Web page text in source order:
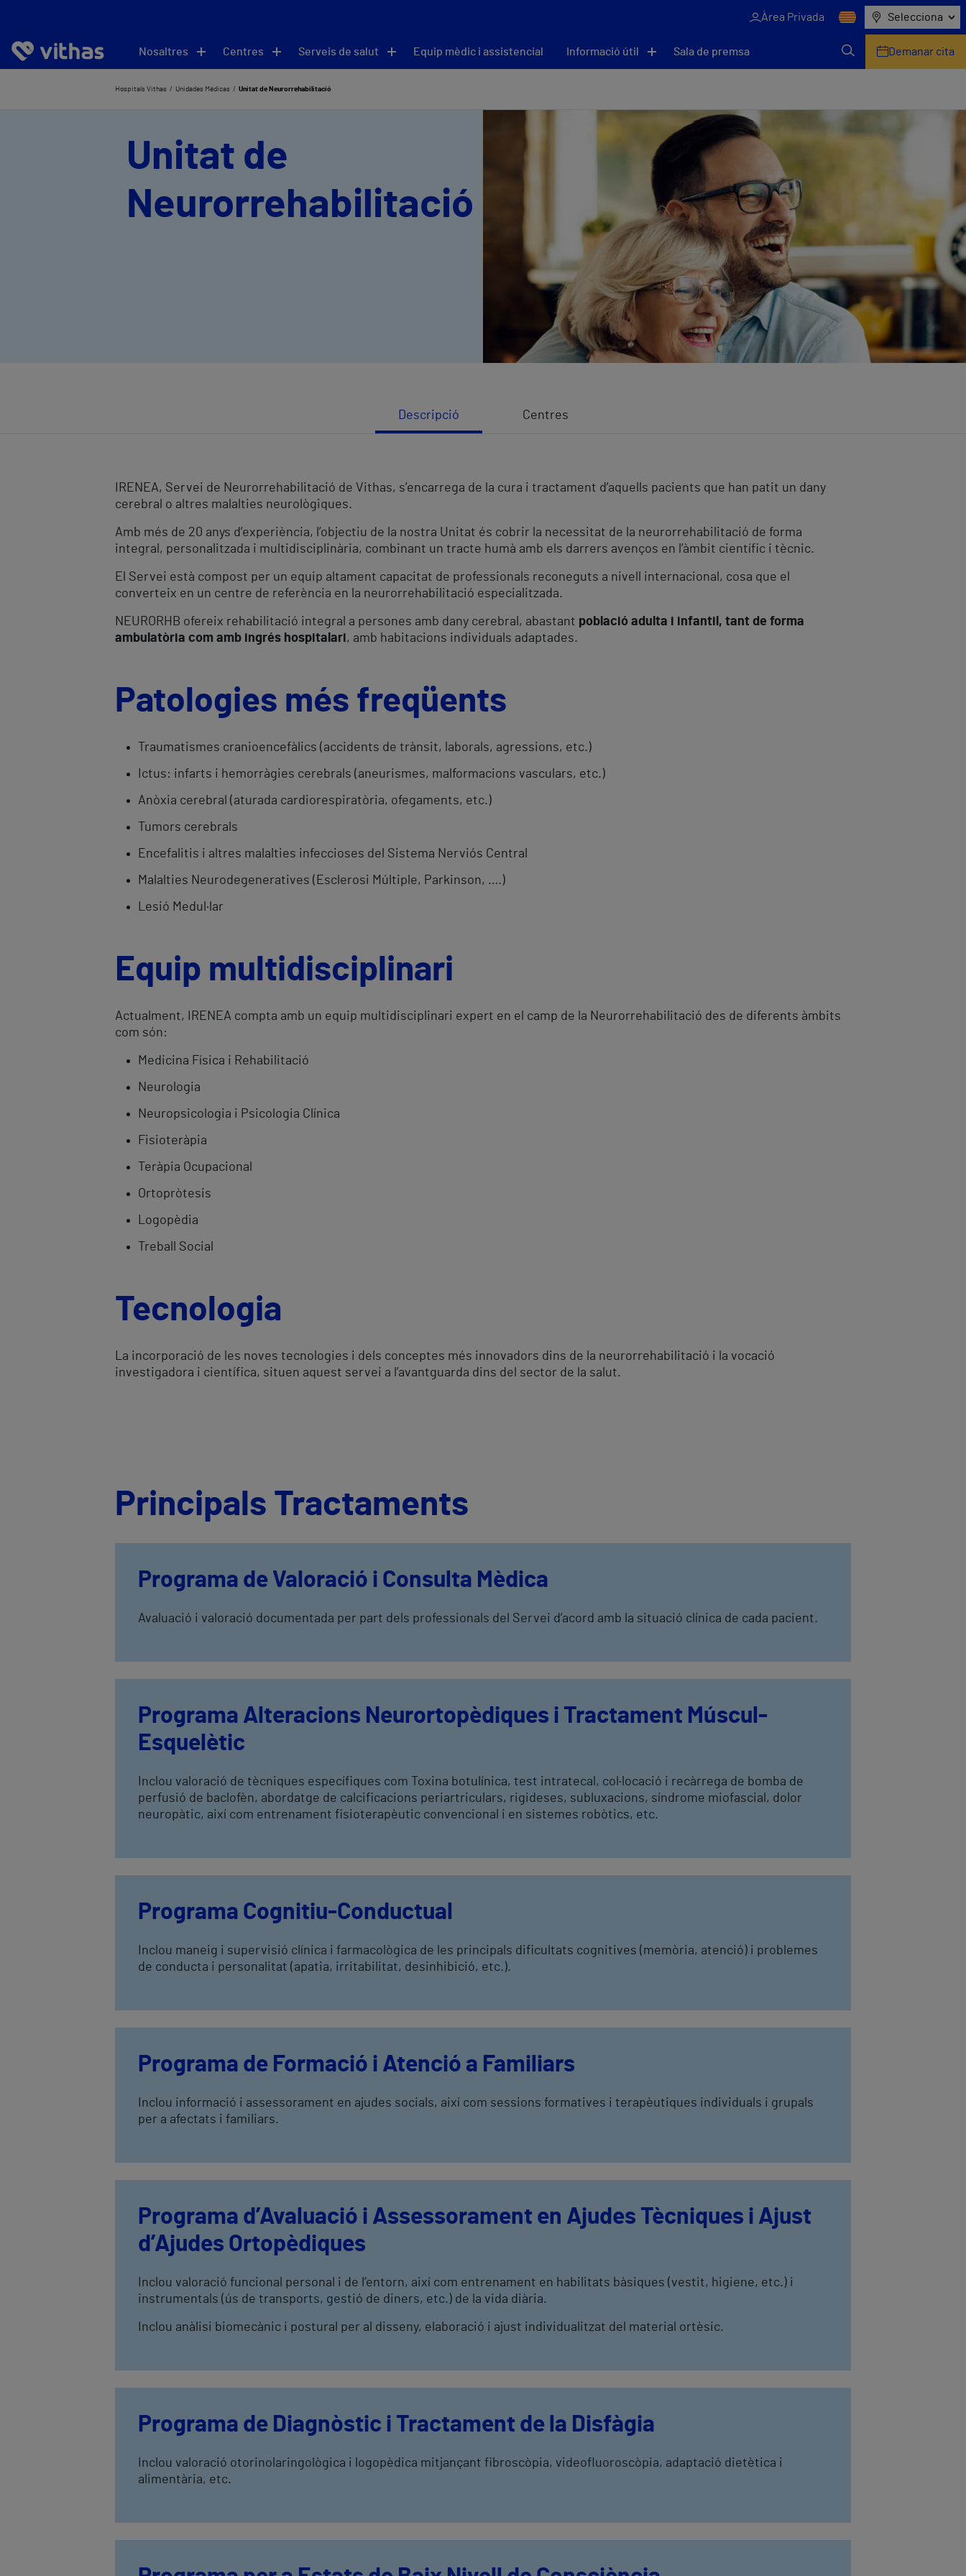
Àrea Privada Selecciona
Nosaltres Centres Serveis de salut Equip mèdic i assistencial Informació útil Sala de premsa Demanar cita
Hospitals Vithas Unidades Médicas Unitat de Neurorrehabilitació
Unitat de
Neurorrehabilitació
Descripció Centres
IRENEA, Servei de Neurorrehabilitació de Vithas, s’encarrega de la cura i tractament d’aquells pacients que han patit un dany
cerebral o altres malalties neurològiques.
Amb més de 20 anys d’experiència, l’objectiu de la nostra Unitat és cobrir la necessitat de la neurorrehabilitació de forma
integral, personalitzada i multidisciplinària, combinant un tracte humà amb els darrers avenços en l’àmbit científic i tècnic.
El Servei està compost per un equip altament capacitat de professionals reconeguts a nivell internacional, cosa que el
converteix en un centre de referència en la neurorrehabilitació especialitzada.
NEURORHB ofereix rehabilitació integral a persones amb dany cerebral, abastant població adulta i infantil, tant de forma
ambulatòria com amb ingrés hospitalari , amb habitacions individuals adaptades.
Patologies més freqüents
Traumatismes cranioencefàlics (accidents de trànsit, laborals, agressions, etc.)
Ictus: infarts i hemorràgies cerebrals (aneurismes, malformacions vasculars, etc.)
Anòxia cerebral (aturada cardiorespiratòria, ofegaments, etc.)
Tumors cerebrals
Encefalitis i altres malalties infeccioses del Sistema Nerviós Central
Malalties Neurodegeneratives (Esclerosi Múltiple, Parkinson, ….)
Lesió Medul·lar
Equip multidisciplinari
Actualment, IRENEA compta amb un equip multidisciplinari expert en el camp de la Neurorrehabilitació des de diferents àmbits
com són:
Medicina Física i Rehabilitació
Neurologia
Neuropsicologia i Psicologia Clínica
Fisioteràpia
Teràpia Ocupacional
Ortopròtesis
Logopèdia
Treball Social
Tecnologia
La incorporació de les noves tecnologies i dels conceptes més innovadors dins de la neurorrehabilitació i la vocació
investigadora i científica, situen aquest servei a l’avantguarda dins del sector de la salut.
Principals Tractaments
Programa de Valoració i Consulta Mèdica
Avaluació i valoració documentada per part dels professionals del Servei d’acord amb la situació clínica de cada pacient.
Programa Alteracions Neurortopèdiques i Tractament Múscul-
Esquelètic
Inclou valoració de tècniques específiques com Toxina botulínica, test intratecal, col·locació i recàrrega de bomba de
perfusió de baclofèn, abordatge de calcificacions periartriculars, rigideses, subluxacions, síndrome miofascial, dolor
neuropàtic, així com entrenament fisioterapèutic convencional i en sistemes robòtics, etc.
Programa Cognitiu-Conductual
Inclou maneig i supervisió clínica i farmacològica de les principals dificultats cognitives (memòria, atenció) i problemes
de conducta i personalitat (apatia, irritabilitat, desinhibició, etc.).
Programa de Formació i Atenció a Familiars
Inclou informació i assessorament en ajudes socials, així com sessions formatives i terapèutiques individuals i grupals
per a afectats i familiars.
Programa d’Avaluació i Assessorament en Ajudes Tècniques i Ajust
d’Ajudes Ortopèdiques
Inclou valoració funcional personal i de l’entorn, així com entrenament en habilitats bàsiques (vestit, higiene, etc.) i
instrumentals (ús de transports, gestió de diners, etc.) de la vida diària.
Inclou anàlisi biomecànic i postural per al disseny, elaboració i ajust individualitzat del material ortèsic.
Programa de Diagnòstic i Tractament de la Disfàgia
Inclou valoració otorinolaringològica i logopèdica mitjançant fibroscòpia, videofluoroscòpia, adaptació dietètica i
alimentària, etc.